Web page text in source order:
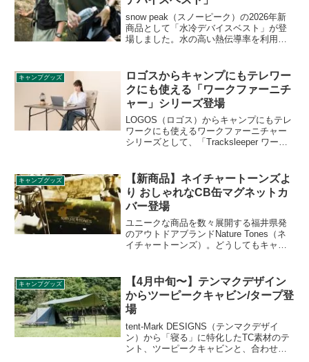
snow peak（スノーピーク）の2026年新
商品として「水冷デバイスベスト」が登
場しました。水の高い熱伝導率を利用し
ステムを採用したス水冷ベストです。詳
細をレビューします。
キャンプグッズ
ロゴスからキャンプにもテレワー
クにも使える「ワークファーニチ
ャー」シリーズ登場
LOGOS（ロゴス）からキャンプにもテレ
ワークにも使えるワークファーニチャー
シリーズとして、「Tracksleeper ワーク
詳細をレビューします。
キャンプグッズ
【新商品】ネイチャートーンズよ
り おしゃれなCB缶マグネットカ
バー登場
ユニークな商品を数々展開する福井県発
のアウトドアブランドNature Tones（ネ
イチャートーンズ）。どうしてもキャン
カバーが2020年11月6日に登場します。そ
の詳細をレビューします。
キャンプグッズ
【4月中旬〜】テンマクデザイン
からツーピークキャビン/タープ登
場
tent-Mark DESIGNS（テンマクデザイ
ン）から「寝る」に特化したTC素材のテ
ント、ツーピークキャビンと、合わせて